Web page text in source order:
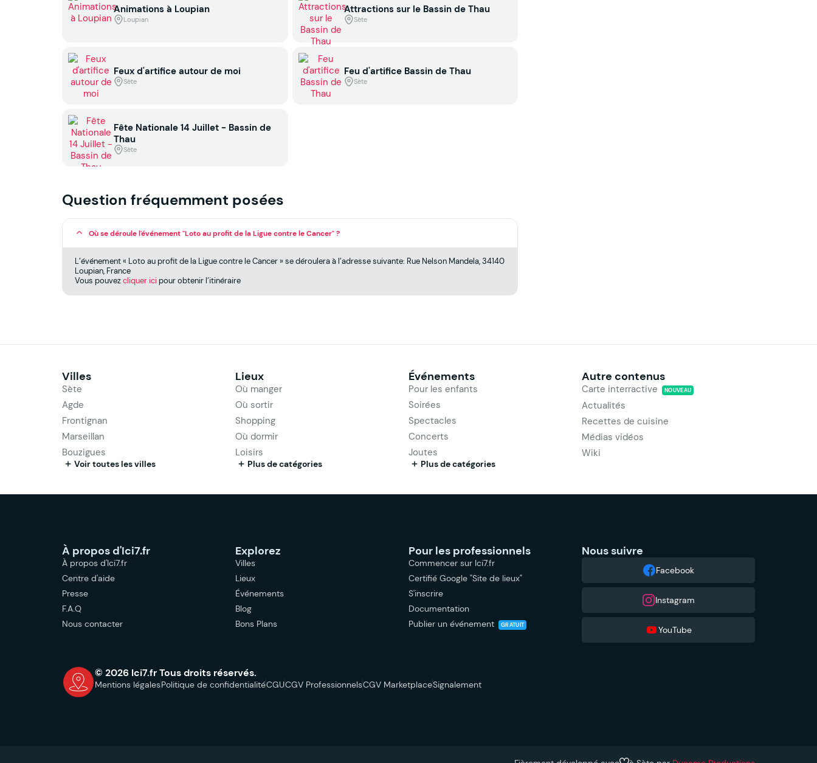
Animations à Loupian
Loupian
Attractions sur le Bassin de Thau
Sète
Feux d'artifice autour de moi
Sète
Feu d'artifice Bassin de Thau
Sète
Fête Nationale 14 Juillet - Bassin de
Thau
Sète
Question fréquemment posées
Où se déroule l'événement "Loto au profit de la Ligue contre le Cancer" ?
L’événement « Loto au profit de la Ligue contre le Cancer » se déroulera à l’adresse suivante: Rue Nelson Mandela, 34140
Loupian, France
Vous pouvezcliquer icipour obtenir l’itinéraire
Villes
Sète
Agde
Frontignan
Marseillan
Bouzigues
Voir toutes les villes
Lieux
Où manger
Où sortir
Shopping
Où dormir
Loisirs
Plus de catégories
Événements
Pour les enfants
Soirées
Spectacles
Concerts
Joutes
Plus de catégories
Autre contenus
Carte interractive NOUVEAU
Actualités
Recettes de cuisine
Médias vidéos
Wiki
À propos d'Ici7.fr
À propos d'Ici7.fr
Centre d'aide
Presse
F.A.Q
Nous contacter
Explorez
Villes
Lieux
Événements
Blog
Bons Plans
Pour les professionnels
Commencer sur Ici7.fr
Certifié Google "Site de lieux"
S'inscrire
Documentation
Publier un événement
GRATUIT
Nous suivre
Facebook
Instagram
YouTube
© 2026 Ici7.fr Tous droits réservés.
Mentions légalesPolitique de confidentialitéCGUCGV ProfessionnelsCGV MarketplaceSignalement